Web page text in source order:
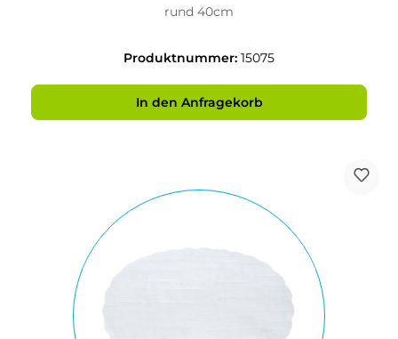
rund 40cm
Produktnummer: 15075
In den Anfragekorb